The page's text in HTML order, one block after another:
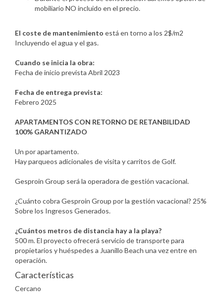
mobiliario NO incluido en el precio.
El coste de mantenimiento está en torno a los 2$/m2
Incluyendo el agua y el gas.
Cuando se inicia la obra:
Fecha de inicio prevista Abril 2023
Fecha de entrega prevista:
Febrero 2025
APARTAMENTOS CON RETORNO DE RETANBILIDAD
100% GARANTIZADO
Un por apartamento.
Hay parqueos adicionales de visita y carritos de Golf.
Gesproin Group será la operadora de gestión vacacional.
¿Cuánto cobra Gesproin Group por la gestión vacacional? 25%
Sobre los Ingresos Generados.
¿Cuántos metros de distancia hay a la playa?
500 m. El proyecto ofrecerá servicio de transporte para
propietarios y huéspedes a Juanillo Beach una vez entre en
operación.
Características
Cercano